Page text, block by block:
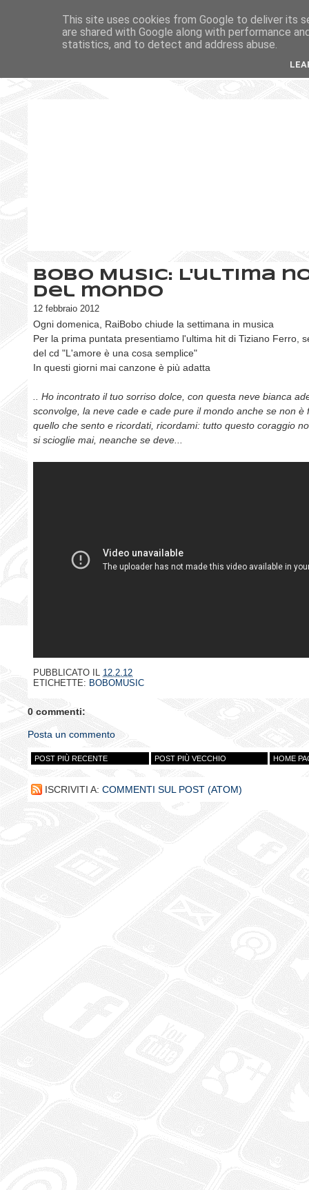
Bobo Music: L'ultima
del mondo
12 febbraio 2012
Ogni domenica, RaiBobo chiude la settimana in musica
Per la prima puntata presentiamo l'ultima hit di Tiziano Ferro,
del cd "L'amore è una cosa semplice"
In questi giorni mai canzone è più adatta
.. Ho incontrato il tuo sorriso dolce, con questa neve bianca
sconvolge, la neve cade e cade pure il mondo anche se non è
quello che sento e ricordati, ricordami: tutto questo coraggio
si scioglie mai, neanche se deve...
PUBBLICATO IL 12.2.12
ETICHETTE: BOBOMUSIC
0 commenti:
Posta un commento
POST PIÙ RECENTE POST PIÙ VECCHIO HOME
ISCRIVITI A: COMMENTI SUL POST (ATOM)
This site uses cookies from Google to deliver its
are shared with Google along with performance
statistics, and to detect and address abuse.